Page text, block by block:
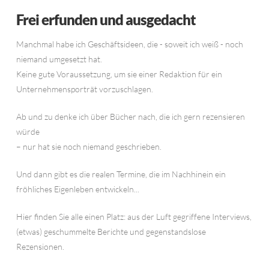
Frei erfunden und ausgedacht
Manchmal habe ich Geschäftsideen, die - soweit ich weiß - noch
niemand umgesetzt hat.
Keine gute Voraussetzung, um sie einer Redaktion für ein
Unternehmensporträt vorzuschlagen.
Ab und zu denke ich über Bücher nach, die ich gern rezensieren
würde
– nur hat sie noch niemand geschrieben.
Und dann gibt es die realen Termine, die im Nachhinein ein
fröhliches Eigenleben entwickeln...
Hier finden Sie alle einen Platz: aus der Luft gegriffene Interviews,
(etwas) geschummelte Berichte und gegenstandslose
Rezensionen.